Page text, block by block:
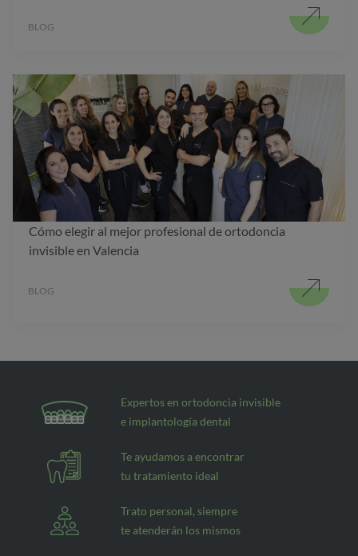
BLOG
Cómo elegir al mejor profesional de ortodoncia
invisible en Valencia
BLOG
Expertos en ortodoncia invisible
e implantología dental
Te ayudamos a encontrar
tu tratamiento ideal
Trato personal, siempre
te atenderán los mismos